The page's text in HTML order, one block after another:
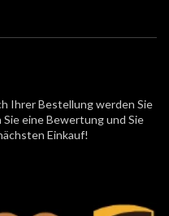
Ihrer Bestellung werden Sie
eine Bewertung und Sie
Einkauf!